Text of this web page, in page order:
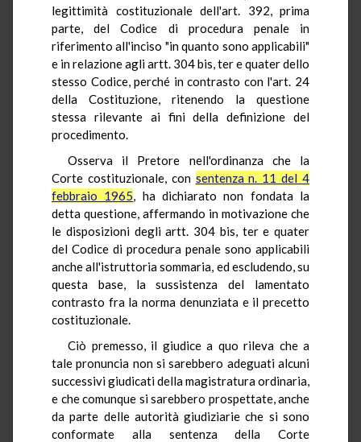
legittimità costituzionale dell'art. 392, prima
parte, del Codice di procedura penale in
riferimento all'inciso "in quanto sono applicabili"
e in relazione agli artt. 304 bis, ter e quater dello
stesso Codice, perché in contrasto con l'art. 24
della Costituzione, ritenendo la questione
stessa rilevante ai fini della definizione del
procedimento.
Osserva il Pretore nell'ordinanza che la
Corte costituzionale, con sentenza n. 11 del 4
febbraio 1965, ha dichiarato non fondata la
detta questione, affermando in motivazione che
le disposizioni degli artt. 304 bis, ter e quater
del Codice di procedura penale sono applicabili
anche all'istruttoria sommaria, ed escludendo, su
questa base, la sussistenza del lamentato
contrasto fra la norma denunziata e il precetto
costituzionale.
Ciò premesso, il giudice a quo rileva che a
tale pronuncia non si sarebbero adeguati alcuni
successivi giudicati della magistratura ordinaria,
e che comunque si sarebbero prospettate, anche
da parte delle autorità giudiziarie che si sono
conformate alla sentenza della Corte